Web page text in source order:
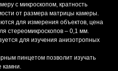
с микроскопом, кратность
от размера матрицы камеры.
для измерения объектов, цена
стереомикроскопов – 0,1 мм.
для изучения анизотропных
пинцетом позволит изучать
камни.